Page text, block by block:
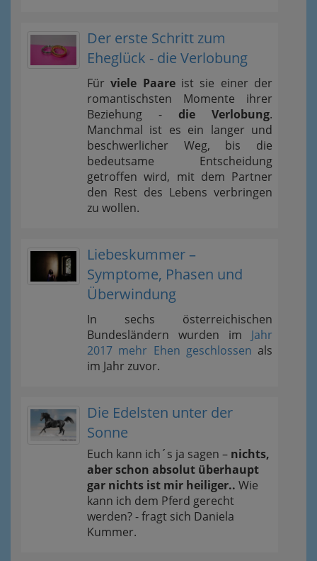
Der erste Schritt zum
Eheglück - die Verlobung
Fürviele Paareist sie einer der
romantischsten Momente ihrer
Beziehung - die Verlobung.
Manchmal ist es ein langer und
beschwerlicher Weg, bis die
bedeutsame Entscheidung
getroffen wird, mit dem Partner
den Rest des Lebens verbringen
zu wollen.
Liebeskummer –
Symptome, Phasen und
Überwindung
In sechs österreichischen
Bundesländern wurden im Jahr
2017 mehr Ehen geschlossen als
im Jahr zuvor.
Die Edelsten unter der
Sonne
Euch kann ich´s ja sagen – nichts,
aber schon absolut überhaupt
gar nichts ist mir heiliger.. Wie
kann ich dem Pferd gerecht
werden? - fragt sich Daniela
Kummer.